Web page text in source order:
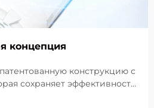
концепция
конструкцию с
сохраняет эффективность